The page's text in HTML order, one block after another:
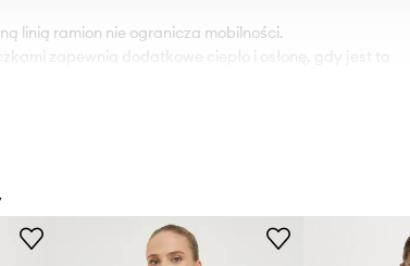
linią ramion nie ogranicza mobilności.
zapewnia dodatkowe ciepło i osłonę, gdy jest to